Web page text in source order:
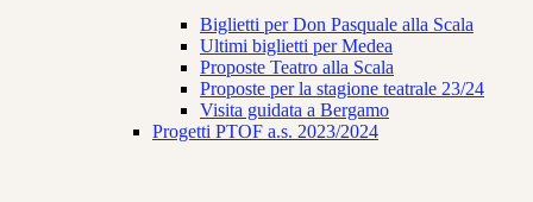
Biglietti per Don Pasquale alla Scala
Ultimi biglietti per Medea
Proposte Teatro alla Scala
Proposte per la stagione teatrale 23/24
Visita guidata a Bergamo
Progetti PTOF a.s. 2023/2024